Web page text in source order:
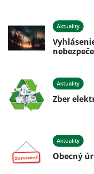
Aktuality
Aktuality
Zber
Aktuality
Obecný